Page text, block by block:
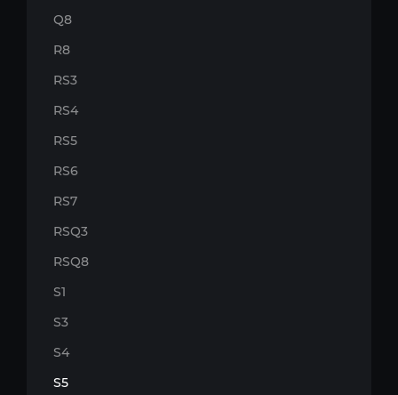
Q8
R8
RS3
RS4
RS5
RS6
RS7
RSQ3
RSQ8
S1
S3
S4
S5